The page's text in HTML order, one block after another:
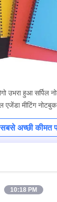
उभरा हुआ सर्पिल
एजेंडा मीटिंग नोटबुक
सबसे अच्छी कीमत
10:18 PM